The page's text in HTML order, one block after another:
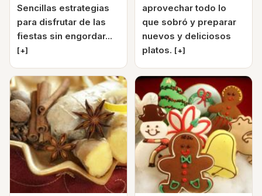
Sencillas estrategias
para disfrutar de las
fiestas sin engordar...
[+]
aprovechar todo lo
que sobró y preparar
nuevos y deliciosos
platos. [+]